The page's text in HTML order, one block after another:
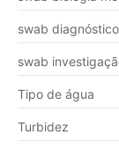
swab
swab
Tipo de água
Turbidez